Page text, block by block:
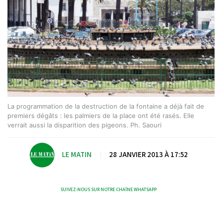
La programmation de la destruction de la fontaine a déjà fait de
premiers dégâts : les palmiers de la place ont été rasés. Elle
verrait aussi la disparition des pigeons. Ph. Saouri
LE MATIN 28 JANVIER 2013 À 17:52
SUIVEZ-NOUS SUR NOTRE CHAÎNE WHATSAPP